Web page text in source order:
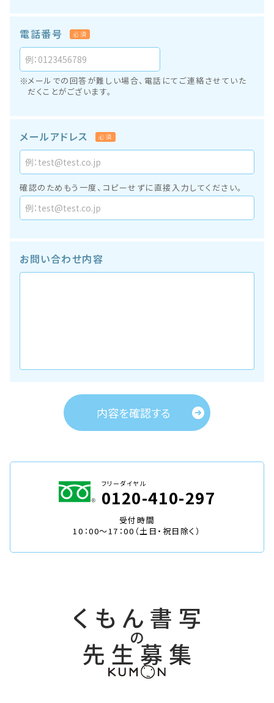
電話番号 必須
メールでの回答が難しい場合、電話にてご連絡させていた
だくことがございます。
メールアドレス 必須
確認のためもう一度、コピーせずに直接入力してください。
お問い合わせ内容
内容を確認する
フリーダイヤル
0120-410-297
受付時間
10：00～17：00（土日・祝日除く）